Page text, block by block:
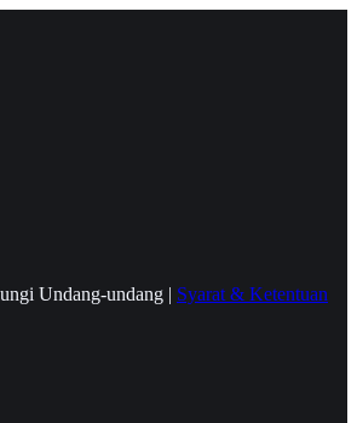
Undang-undang | Syarat & Ketentuan